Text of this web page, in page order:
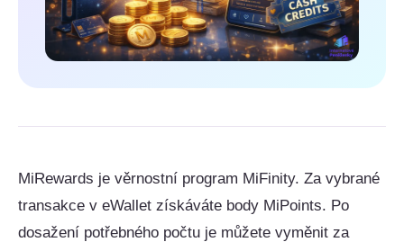
MiRewards je věrnostní program MiFinity. Za vybrané
transakce v eWallet získáváte body MiPoints. Po
dosažení potřebného počtu je můžete vyměnit za